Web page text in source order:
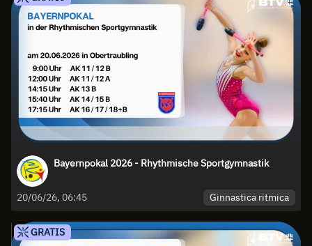
Bayernpokal 2026 - Rhythmische Sportgymnastik
20/06/26, 06:45 Ginnastica ritmica
GRATIS